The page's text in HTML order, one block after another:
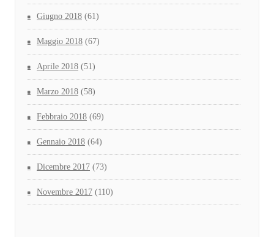
Giugno 2018 (61)
Maggio 2018 (67)
Aprile 2018 (51)
Marzo 2018 (58)
Febbraio 2018 (69)
Gennaio 2018 (64)
Dicembre 2017 (73)
Novembre 2017 (110)